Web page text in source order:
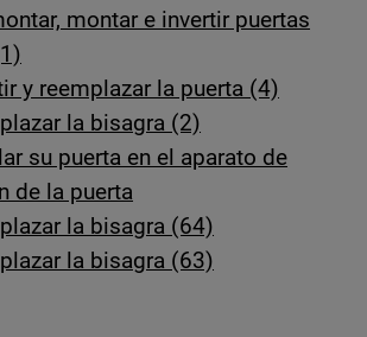
montar e invertir puertas
y reemplazar la puerta (4)
la bisagra (2)
su puerta en el aparato de
de la puerta
la bisagra (64)
la bisagra (63)